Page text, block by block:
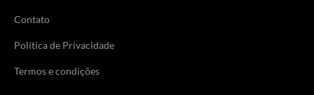
Contato
Política de Privacidade
Termos e condições